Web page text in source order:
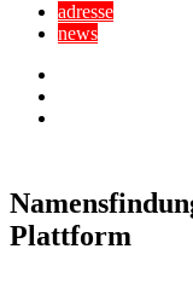
adresse
news
Plattform